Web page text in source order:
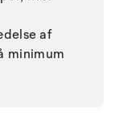
af
minimum